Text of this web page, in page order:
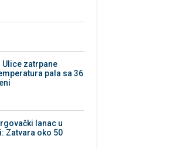
Ulice zatrpane
pala sa 36
lanac u
Zatvara oko 50